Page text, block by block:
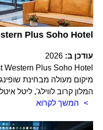
Plus Soho Hotel
עודכן ב: 2026
מיקום מעולה מבחינת
המלון קרוב לווילג', ליטל
המשך לקרוא